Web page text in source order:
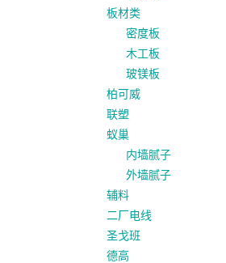
板材类
密度板
木工板
玻镁板
柏可威
联塑
蚁巢
内墙腻子
外墙腻子
辅料
二厂电线
圣戈班
德高